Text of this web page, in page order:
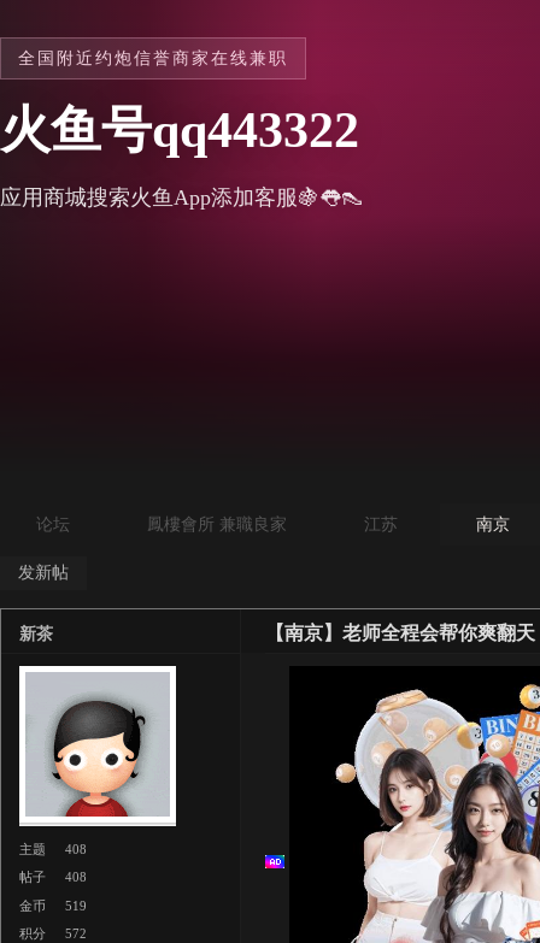
全国附近约炮信誉商家在线兼职
火鱼号qq443322
应用商城搜索火鱼App添加客服🍇👅👠
论坛 鳳樓會所 兼職良家 江苏 南京
发新帖
【南京】老师全程会帮你爽翻天
新茶
主题
408
帖子
408
金币
519
积分
572